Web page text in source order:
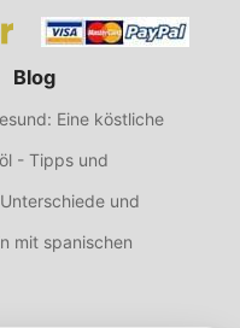
Blog
Eine köstliche
- Tipps und
und
mit spanischen